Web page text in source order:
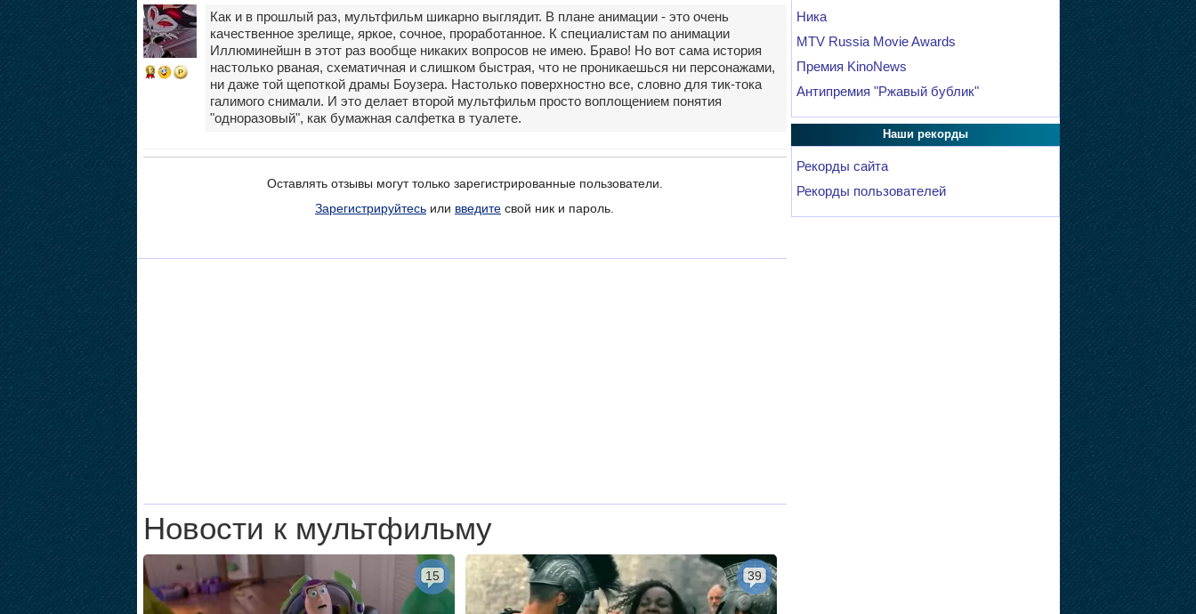
13
Как и в прошлый раз, мультфильм шикарно выглядит. В плане анимации - это очень
качественное зрелище, яркое, сочное, проработанное. К специалистам по анимации
Иллюминейшн в этот раз вообще никаких вопросов не имею. Браво! Но вот сама история
настолько рваная, схематичная и слишком быстрая, что не проникаешься ни персонажами,
ни даже той щепоткой драмы Боузера. Настолько поверхностно все, словно для тик-тока
галимого снимали. И это делает второй мультфильм просто воплощением понятия
"одноразовый", как бумажная салфетка в туалете.
Оставлять отзывы могут только зарегистрированные пользователи.
Зарегистрируйтесь или введите свой ник и пароль.
Новости к мультфильму
15 39
Ника
MTV Russia Movie Awards
Премия KinoNews
Антипремия "Ржавый бублик"
Наши рекорды
Рекорды сайта
Рекорды пользователей